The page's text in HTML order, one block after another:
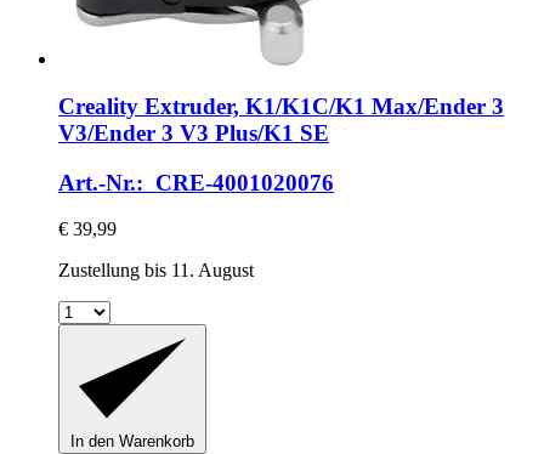
Creality Extruder, K1/K1C/K1 Max/Ender 3
V3/Ender 3 V3 Plus/K1 SE
Art.-Nr.: CRE-4001020076
€ 39,99
Zustellung bis 11. August
In den Warenkorb